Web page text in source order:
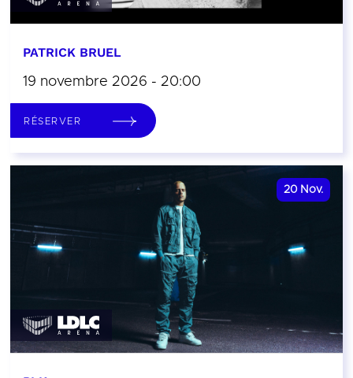
PATRICK BRUEL
19 novembre 2026 - 20:00
RÉSERVER
20 Nov.